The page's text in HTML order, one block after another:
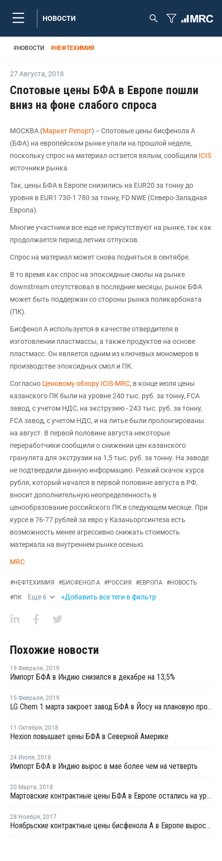
НОВОСТИ
#НОВОСТИ #НЕФТЕХИМИЯ
27 Августа, 2018
Спотовые цены БФА в Европе пошли
вниз на фоне слабого спроса
МОСКВА (Маркет Репорт) -- Спотовые цены бисфенола А
(БФА) на европейском рынке упали на прошлой неделе,
поскольку спрос на материал остается вялым, сообщили ICIS
источники рынка.
Так, цены БФА в Европе снизились на EUR20 за тонну до
уровня в EUR1 730-1 780 за тонну, FD NWE (Северо-Западная
Европа).
Многие участники все еще не присутствуют на рынке, так как
продолжается период летних отпусков.
Спрос на материал может снова подняться в сентябре.
В то время как спрос на эпоксидные смолы на рынке
downstream отсутствовал в последние месяцы, рынок БФА
может быть поддержан со стороны рынка поликарбоната
(ПК).
Бисфенол А используется в качестве отвердителя в
изготовлении пластмассы, а также продуктов на основе
пластмасс. Он является одним из ключевых мономеров в
производстве эпоксидных смол и ПК.
Согласно Ценовому обзору ICIS-MRC, в конце июля цены
казанского ПК были на уровне 240 тыс. руб. за тонну, FCA
завод, с учетом НДС, на экструзию - 243 тыс. руб. за тонну,
FCA завод, с учетом НДС, и на литье были пролонгированы
на август. В первой половине августа некоторые
переработчики сообщили о снижении цен казанского
гранулята для экструзии на 1,5 тыс. руб. за тонну. На заводе
не подтвердили данную информацию. Резкий скачок курса
рубля, который начался в первой половине августа в РФ,
вносит дополнительную неопределенность в
ценообразование российского ПК в следующем месяце. При
курсе в 76-77 рублей за евро у Казаньоргсинтеза есть
возможность менее агрессивно снижать стоимость
материала на внутреннем рынке осенью.
MRC
#НЕФТЕХИМИЯ #БИСФЕНОЛ А #РОССИЯ #ЕВРОПА #НОВОСТЬ
#ПК Еще 6 +Добавить все теги в фильтр
Похожие новости
19 Февраля, 2019
Импорт БФА в Индию снизился в декабре на 13,5%
15 Февраля, 2019
LG Chem 1 марта закроет завод БФА в Йосу на плановую профилактику
11 Октября, 2018
Hexion повышает цены БФА в Северной Америке
24 Июля, 2018
Импорт БФА в Индию вырос в мае более чем на четверть
20 Марта, 2018
Мартовские контрактные цены БФА в Европе остались на уровне февраля
28 Ноября, 2017
Ноябрьские контрактные цены бисфенола А в Европе выросли на EUR10 за тонну